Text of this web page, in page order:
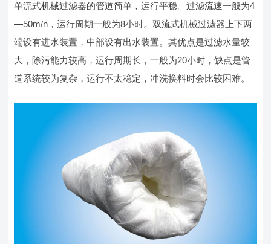
单流式机械过滤器的管道简单，运行平稳。过滤流速一般为4
—50m/n，运行周期一般为8小时。双流式机械过滤器上下两
端设有进水装置，中部设有出水装置。其优点是过滤水量较
大，除污能力较高，运行周期长，一般为20小时，缺点是管
道系统较为复杂，运行不太稳定，冲洗换料时会比较困难。